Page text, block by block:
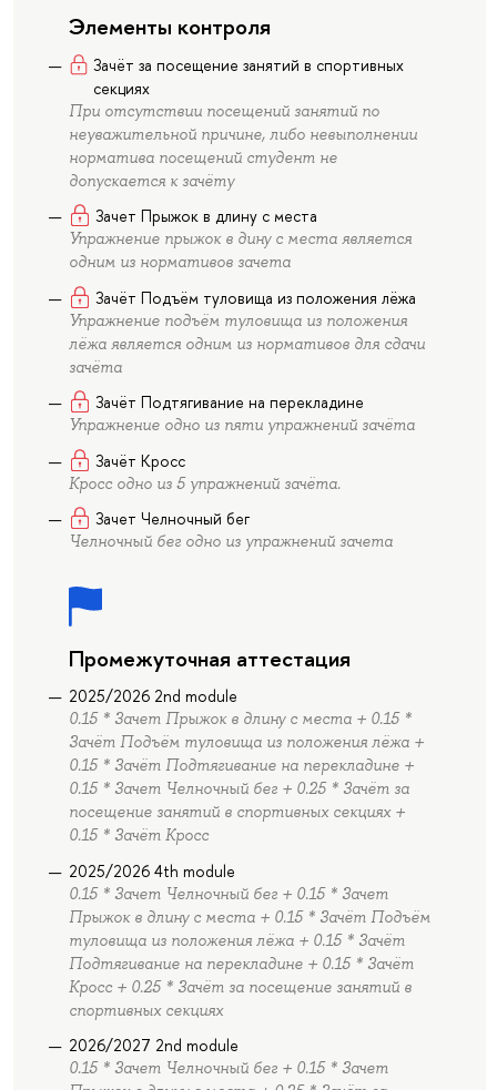
Элементы контроля
Зачёт за посещение занятий в спортивных
секциях
При отсутствии посещений занятий по
неуважительной причине, либо невыполнении
норматива посещений студент не
допускается к зачёту
Зачет Прыжок в длину с места
Упражнение прыжок в дину с места является
одним из нормативов зачета
Зачёт Подъём туловища из положения лёжа
Упражнение подъём туловища из положения
лёжа является одним из нормативов для сдачи
зачёта
Зачёт Подтягивание на перекладине
Упражнение одно из пяти упражнений зачёта
Зачёт Кросс
Кросс одно из 5 упражнений зачёта.
Зачет Челночный бег
Челночный бег одно из упражнений зачета
Промежуточная аттестация
2025/2026 2nd module
0.15 * Зачет Прыжок в длину с места + 0.15 *
Зачёт Подъём туловища из положения лёжа +
0.15 * Зачёт Подтягивание на перекладине +
0.15 * Зачет Челночный бег + 0.25 * Зачёт за
посещение занятий в спортивных секциях +
0.15 * Зачёт Кросс
2025/2026 4th module
0.15 * Зачет Челночный бег + 0.15 * Зачет
Прыжок в длину с места + 0.15 * Зачёт Подъём
туловища из положения лёжа + 0.15 * Зачёт
Подтягивание на перекладине + 0.15 * Зачёт
Кросс + 0.25 * Зачёт за посещение занятий в
спортивных секциях
2026/2027 2nd module
0.15 * Зачет Челночный бег + 0.15 * Зачет